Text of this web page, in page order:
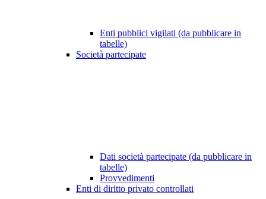
Enti pubblici vigilati (da pubblicare in
tabelle)
Società partecipate
Dati società partecipate (da pubblicare in
tabelle)
Provvedimenti
Enti di diritto privato controllati